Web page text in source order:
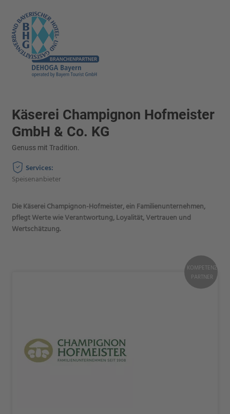
KOMPETENZ
PARTNER
Käserei Champignon Hofmeister
GmbH & Co. KG
Genuss mit Tradition.
Services:
Speisenanbieter
Die Käserei Champignon-Hofmeister, ein Familienunternehmen,
pflegt Werte wie Verantwortung, Loyalität, Vertrauen und
Wertschätzung.